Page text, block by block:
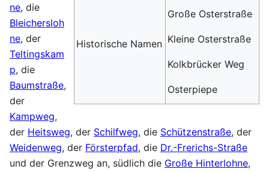
Historische Namen
Große Osterstraße
Kleine Osterstraße
Kolkbrücker Weg
Osterpiepe
ne, die
Bleichersloh
ne, der
Teltingskam
p, die
Baumstraße,
der
Kampweg,
der Heitsweg, der Schilfweg, die Schützenstraße, der
Weidenweg, der Försterpfad, die Dr.-Frerichs-Straße
und der Grenzweg an, südlich die Große Hinterlohne,